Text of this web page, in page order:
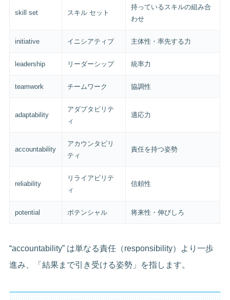
skill set スキル セット
持っているスキルの組み合
わせ
initiative イニシアティブ 主体性・率先する力
leadership リーダーシップ 統率力
teamwork チームワーク 協調性
adaptability
アダプタビリテ
ィ
適応力
accountability
アカウンタビリ
ティ
責任を持つ姿勢
reliability
リライアビリテ
ィ
信頼性
potential ポテンシャル 将来性・伸びしろ
“accountability” は単なる責任（responsibility）より一歩
進み、「結果まで引き受ける姿勢」を指します。